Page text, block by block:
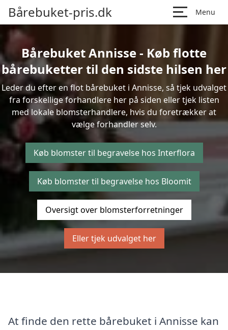
Bårebuket-pris.dk Menu
Bårebuket Annisse - Køb flotte
bårebuketter til den sidste hilsen her
Leder du efter en flot bårebuket i Annisse, så tjek udvalget
fra forskellige forhandlere her på siden eller tjek listen
med lokale blomsterhandlere, hvis du foretrækker at
vælge forhandler selv.
Køb blomster til begravelse hos Interflora
Køb blomster til begravelse hos Bloomit
Oversigt over blomsterforretninger
Eller tjek udvalget her
At finde den rette bårebuket i Annisse kan